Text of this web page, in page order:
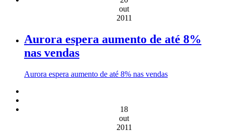
out
2011
Aurora espera aumento de até 8%
nas vendas
Aurora espera aumento de até 8% nas vendas
18
out
2011